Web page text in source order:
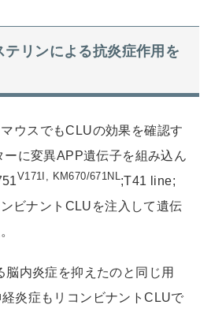
リンによる抗炎症作用を
ウスでもCLUの効果を確認す
に変異APP遺伝子を組み込ん
V171I, KM670/671NL;T41 line;
ビナントCLUを注入して遺伝
内炎症を抑えたのと同じ用
炎症もリコンビナントCLUで